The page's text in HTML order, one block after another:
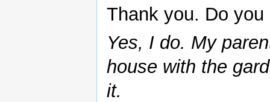
Thank you. Do
Yes, I do. My
house with the
it.